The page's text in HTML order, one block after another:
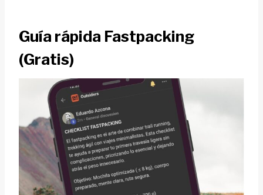
Guía rápida Fastpacking
(Gratis)